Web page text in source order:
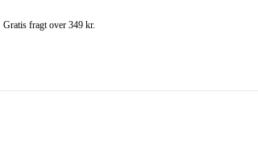
Gratis fragt over 349 kr.